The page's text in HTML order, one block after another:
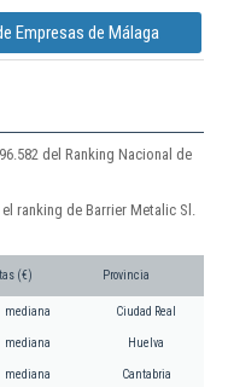
Empresas de Málaga
del Ranking Nacional de
ranking de Barrier Metalic Sl.
(€) Provincia
mediana Ciudad Real
mediana Huelva
mediana Cantabria